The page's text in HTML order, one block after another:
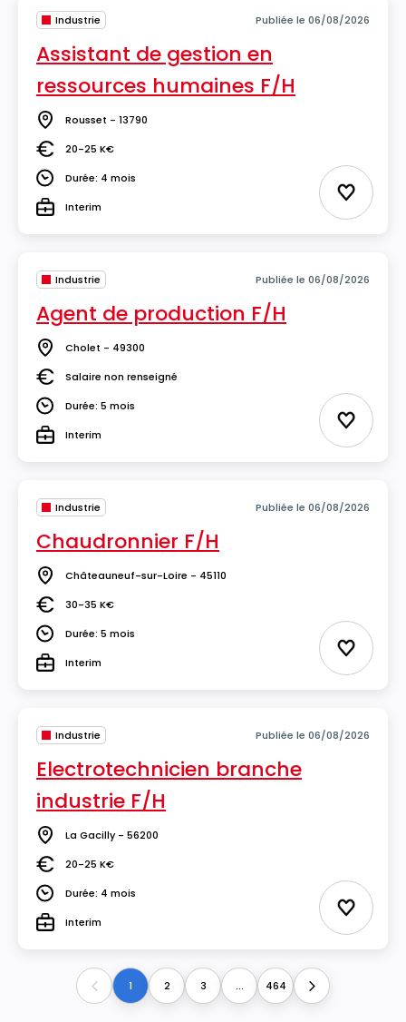
Industrie Publiée le 06/08/2026
Assistant de gestion en
ressources humaines F/H
Lieu Rousset - 13790
Salaire20-25 K€
DuréeDurée: 4 mois
TypeInterim Ajouter
Industrie Publiée le 06/08/2026
Agent de production F/H
Lieu Cholet - 49300
SalaireSalaire non renseigné
DuréeDurée: 5 mois
TypeInterim Ajouter
Industrie Publiée le 06/08/2026
Chaudronnier F/H
Lieu Châteauneuf-sur-Loire - 45110
Salaire30-35 K€
DuréeDurée: 5 mois
TypeInterim Ajouter
Industrie Publiée le 06/08/2026
Electrotechnicien branche
industrie F/H
Lieu La Gacilly - 56200
Salaire20-25 K€
DuréeDurée: 4 mois
TypeInterim Ajouter
Previous1 2 3 ... 464 Next